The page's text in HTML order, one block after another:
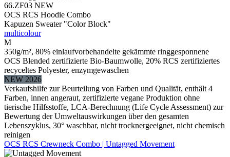
66.ZF03 NEW
OCS RCS Hoodie Combo
Kapuzen Sweater "Color Block"
multicolour
M
350g/m², 80% einlaufvorbehandelte gekämmte ringgesponnene
OCS Blended zertifizierte Bio-Baumwolle, 20% RCS zertifiziertes
recyceltes Polyester, enzymgewaschen
NEW 2026
Verkaufshilfe zur Beurteilung von Farben und Qualität, enthält 4
Farben, innen angeraut, zertifizierte vegane Produktion ohne
tierische Hilfsstoffe, LCA-Berechnung (Life Cycle Assessment) zur
Bewertung der Umweltauswirkungen über den gesamten
Lebenszyklus, 30° waschbar, nicht trocknergeeignet, nicht chemisch
reinigen
OCS RCS Crewneck Combo | Untagged Movement